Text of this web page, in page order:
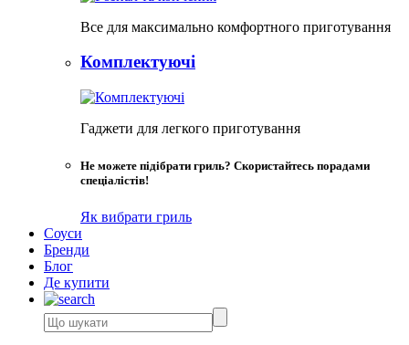
Все для максимально комфортного приготування
Комплектуючі
Гаджети для легкого приготування
Не можете підібрати гриль? Скористайтесь порадами
спеціалістів!
Як вибрати гриль
Соуси
Бренди
Блог
Де купити